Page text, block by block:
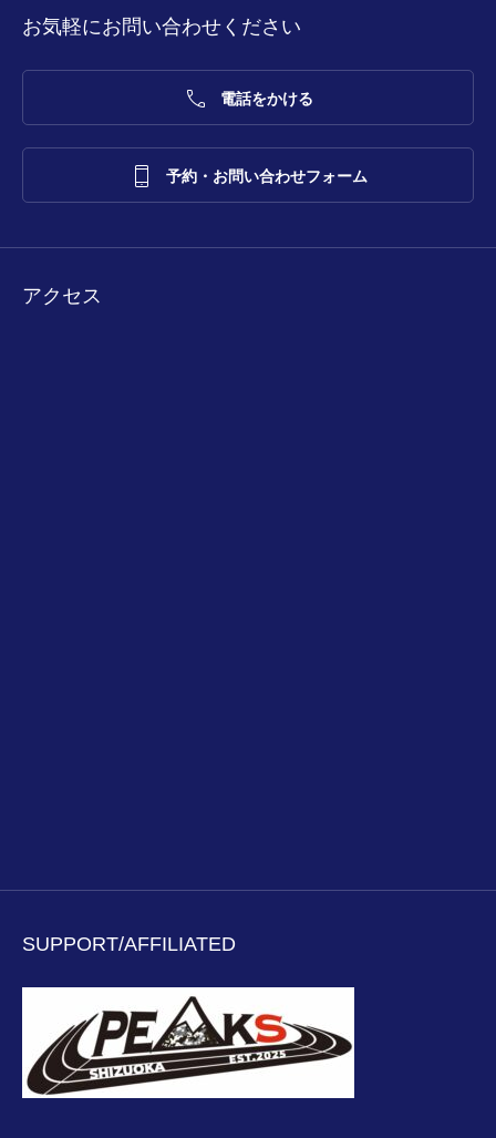
お気軽にお問い合わせください
 電話をかける
 予約・お問い合わせフォーム
アクセス
SUPPORT/AFFILIATED